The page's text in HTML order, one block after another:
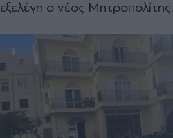
εξελέγη ο νέος Μητροπολίτης.